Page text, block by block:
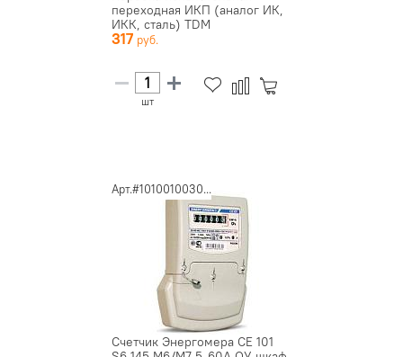
переходная ИКП (аналог ИК,
ИКК, сталь) TDM
317
шт
Арт.#1010010030...
Счетчик Энергомера CE 101